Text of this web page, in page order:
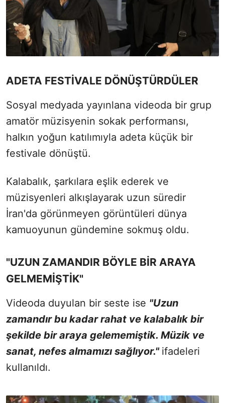
ADETA FESTİVALE DÖNÜŞTÜRDÜLER
Sosyal medyada yayınlana videoda bir grup
amatör müzisyenin sokak performansı,
halkın yoğun katılımıyla adeta küçük bir
festivale dönüştü.
Kalabalık, şarkılara eşlik ederek ve
müzisyenleri alkışlayarak uzun süredir
İran'da görünmeyen görüntüleri dünya
kamuoyunun gündemine sokmuş oldu.
"UZUN ZAMANDIR BÖYLE BİR ARAYA
GELMEMİŞTİK"
Videoda duyulan bir seste ise "Uzun
zamandır bu kadar rahat ve kalabalık bir
şekilde bir araya gelememiştik. Müzik ve
sanat, nefes almamızı sağlıyor." ifadeleri
kullanıldı.